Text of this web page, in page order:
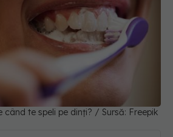
când te speli pe dinți? / Sursă: Freepik